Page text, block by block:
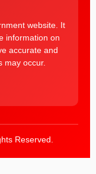
website. It
information on
accurate and
may occur.
Reserved.